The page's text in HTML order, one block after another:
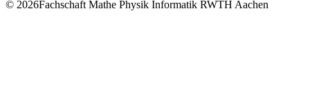
© 2026Fachschaft Mathe Physik Informatik RWTH Aachen